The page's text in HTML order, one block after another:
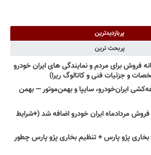
پربازدیدترین
پربحث ترین
فروش برای مردم و نمایندگی های ایران خودرو
و جزئیات فنی و کاتالوگ ریرا)
ایران‌خودرو، سایپا و بهمن‌موتور — بهمن
فروش مردادماه ایران خودرو اضافه شد (+شرایط
پژو پارس + تنظیم بخاری پژو پارس چطور